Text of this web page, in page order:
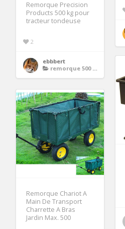
Remorque Precision
Products 500 kg pour
tracteur tondeuse
2
ebbbert
remorque 500 kg
Remorque Chariot A
Main De Transport
Charrette A Bras
Jardin Max. 500